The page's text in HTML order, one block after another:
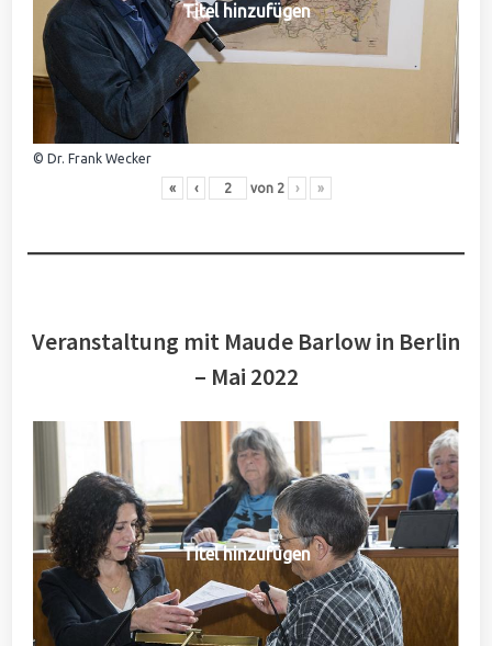
Titel hinzufügen
© Dr. Frank Wecker
« ‹ von 2 › »
Veranstaltung mit Maude Barlow in Berlin
– Mai 2022
Titel hinzufügen